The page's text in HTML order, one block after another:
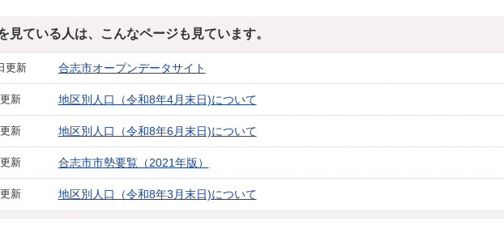
見ている人は、こんなページも見ています。
更新 合志市オープンデータサイト
新 地区別人口（令和8年4月末日)について
新 地区別人口（令和8年6月末日)について
新 合志市市勢要覧（2021年版）
新 地区別人口（令和8年3月末日)について